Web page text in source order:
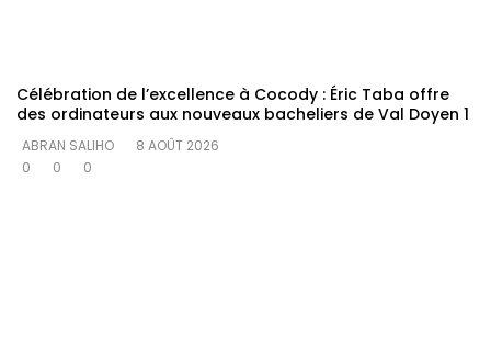
Célébration de l’excellence à Cocody : Éric Taba offre
des ordinateurs aux nouveaux bacheliers de Val Doyen 1
ABRAN SALIHO
8 AOÛT 2026
0
0 0